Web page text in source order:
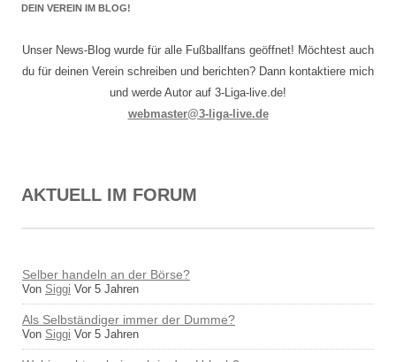
DEIN VEREIN IM BLOG!
Unser News-Blog wurde für alle Fußballfans geöffnet! Möchtest auch
du für deinen Verein schreiben und berichten? Dann kontaktiere mich
und werde Autor auf 3-Liga-live.de!
webmaster@3-liga-live.de
AKTUELL IM FORUM
Selber handeln an der Börse?
Von Siggi Vor 5 Jahren
Als Selbständiger immer der Dumme?
Von Siggi Vor 5 Jahren